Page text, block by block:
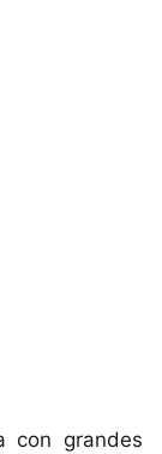
con grandes